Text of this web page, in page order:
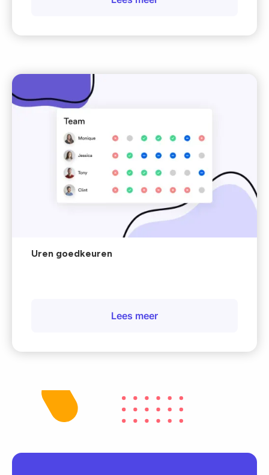
Uren goedkeuren
Lees meer